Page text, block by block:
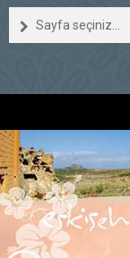
Sayfa seçiniz...